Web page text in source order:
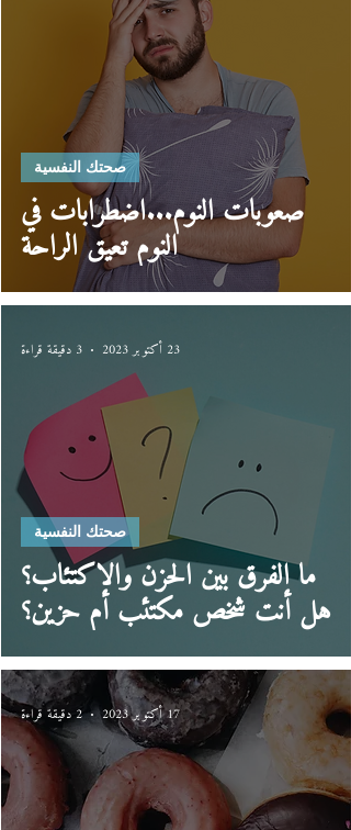
صعوبات النوم...اضطرابات في
النوم تعيق الراحة
صحتك النفسية
ما الفرق بين الحزن والاكتئاب؟
هل أنت شخص مكتئب أم حزين؟
صحتك النفسية
23 أكتوبر 2023 3 دقيقة قراءة
17 أكتوبر 2023 2 دقيقة قراءة